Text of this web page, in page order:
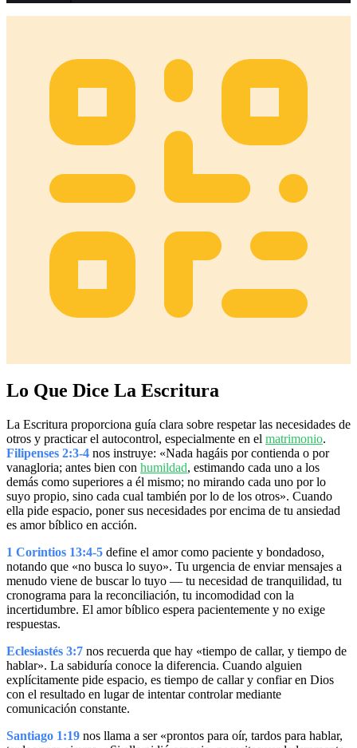
Lo Que Dice La Escritura
La Escritura proporciona guía clara sobre respetar las necesidades de
otros y practicar el autocontrol, especialmente en el matrimonio.
Filipenses 2:3-4 nos instruye: «Nada hagáis por contienda o por
vanagloria; antes bien con humildad, estimando cada uno a los
demás como superiores a él mismo; no mirando cada uno por lo
suyo propio, sino cada cual también por lo de los otros». Cuando
ella pide espacio, poner sus necesidades por encima de tu ansiedad
es amor bíblico en acción.
1 Corintios 13:4-5 define el amor como paciente y bondadoso,
notando que «no busca lo suyo». Tu urgencia de enviar mensajes a
menudo viene de buscar lo tuyo — tu necesidad de tranquilidad, tu
cronograma para la reconciliación, tu incomodidad con la
incertidumbre. El amor bíblico espera pacientemente y no exige
respuestas.
Eclesiastés 3:7 nos recuerda que hay «tiempo de callar, y tiempo de
hablar». La sabiduría conoce la diferencia. Cuando alguien
explícitamente pide espacio, es tiempo de callar y confiar en Dios
con el resultado en lugar de intentar controlar mediante
comunicación constante.
Santiago 1:19 nos llama a ser «prontos para oír, tardos para hablar,